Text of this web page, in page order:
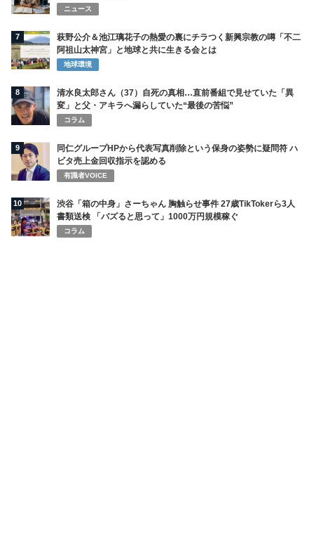
ニュース
7
萩野公介＆池江璃花子の熱愛の裏にチラつく新興宗教の噂「不二
阿祖山太神宮」と地球と共に生きる会とは
地球環境
8
清水良太郎さん（37）自死の真相…直前番組で見せていた「異
変」と父・アキラへ漏らしていた“最後の苦悩”
コラム
9
同仁グループHPから代表写真削除という保身の姿勢に疑問符 ハ
ビタ売上金回収指示を認める
有識者VOICE
10
渋谷「箱の中身」さーちゃん 胸触らせ事件 27歳TikTokerら3人
書類送検 「バズると思って」1000万円規模稼ぐ
コラム